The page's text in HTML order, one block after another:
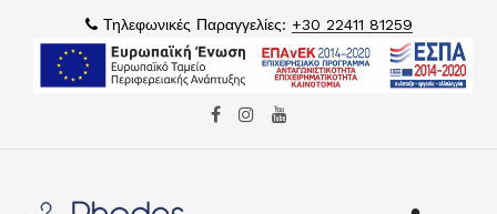
Τηλεφωνικές Παραγγελίες: +30 22411 81259